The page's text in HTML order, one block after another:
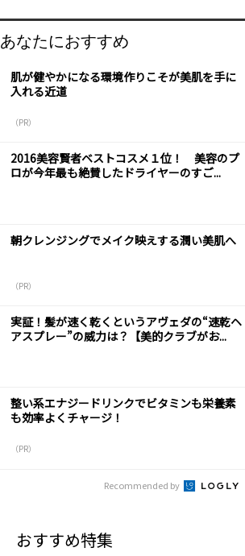
あなたにおすすめ
肌が健やかになる環境作りこそが美肌を手に
入れる近道
（PR）
2016美容賢者ベストコスメ１位！ 美容のプ
ロが今年最も絶賛したドライヤーのすご...
朝クレンジングでメイク映えする潤い美肌へ
（PR）
実証！髪が速く乾くというアヴェダの“速乾ヘ
アスプレー”の威力は？【美的クラブがお...
整い系エナジードリンクでビタミンも栄養素
も効率よくチャージ！
（PR）
Recommended by
おすすめ特集